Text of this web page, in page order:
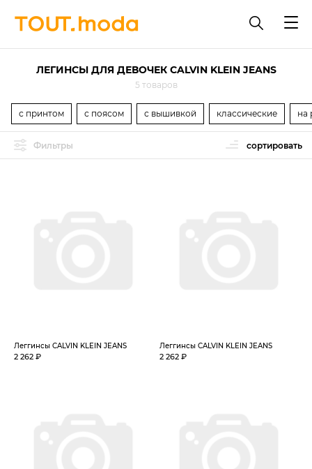
ЛЕГИНСЫ ДЛЯ ДЕВОЧЕК CALVIN KLEIN JEANS
5 товаров
с принтом с поясом с вышивкой классические на
Фильтры сортировать
Леггинсы CALVIN KLEIN JEANS
2 262 ₽
Леггинсы CALVIN KLEIN JEANS
2 262 ₽